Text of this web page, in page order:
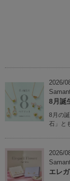
2026/
8月誕
8月の
石」と
2026/
エレ